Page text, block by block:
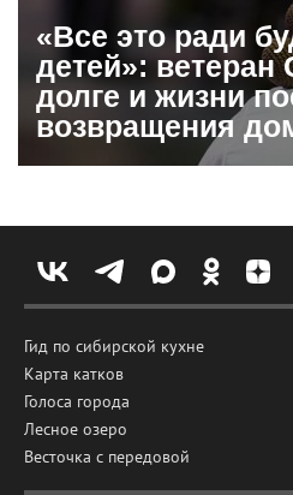
«Все это ради
детей»:
долге и жизни
возвращения
Гид по сибирской кухне
Карта катков
Голоса города
Лесное озеро
Весточка с передовой